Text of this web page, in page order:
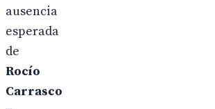
ausencia
esperada
de
Rocío
Carrasco